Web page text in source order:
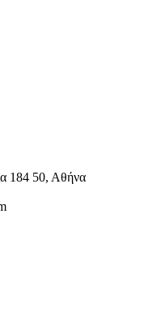
184 50, Αθήνα